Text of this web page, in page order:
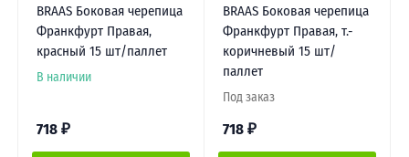
BRAAS Боковая черепица
Франкфурт Правая,
красный 15 шт/паллет
В наличии
718 ₽
BRAAS Боковая черепица
Франкфурт Правая, т.-
коричневый 15 шт/
паллет
Под заказ
718 ₽